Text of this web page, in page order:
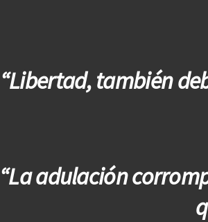
“Libertad, también
“La adulación